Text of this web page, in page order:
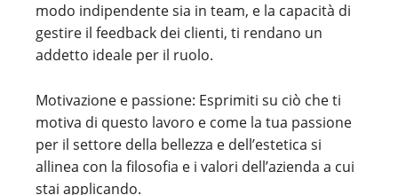
modo indipendente sia in team, e la capacità di
gestire il feedback dei clienti, ti rendano un
addetto ideale per il ruolo.
Motivazione e passione: Esprimiti su ciò che ti
motiva di questo lavoro e come la tua passione
per il settore della bellezza e dell’estetica si
allinea con la filosofia e i valori dell’azienda a cui
stai applicando.